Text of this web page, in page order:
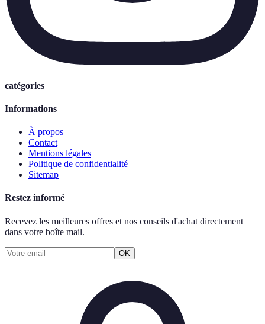
catégories
Informations
À propos
Contact
Mentions légales
Politique de confidentialité
Sitemap
Restez informé
Recevez les meilleures offres et nos conseils d'achat directement
dans votre boîte mail.
OK